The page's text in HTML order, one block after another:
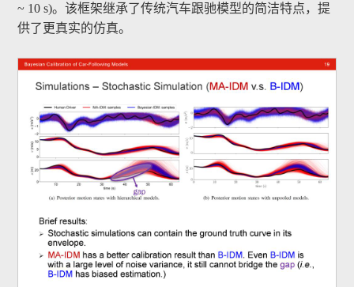
~ 10 s)。该框架继承了传统汽车跟驰模型的简洁特点，提
供了更真实的仿真。